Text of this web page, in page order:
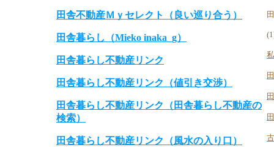
田舎不動産Ｍｙセレクト（良い巡り合う）
田舎暮らし（Mieko inaka_g）
田舎暮らし不動産リンク
田舎暮らし不動産リンク（値引き交渉）
田舎暮らし不動産リンク（田舎暮らし不動産の
検索）
田舎暮らし不動産リンク（風水の入り口）